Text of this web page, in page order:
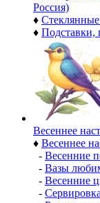
Россия)
♦
♦ Подставки,
Весеннее
♦ Весеннее
- Весенние
- Вазы
- Весенние
-